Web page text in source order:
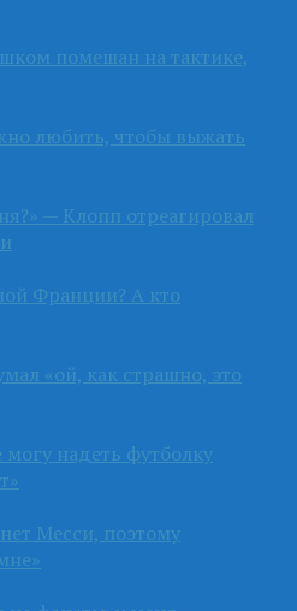
помешан на тактике,
любить, чтобы выжать
— Клопп отреагировал
Франции? А кто
«ой, как страшно, это
надеть футболку
Месси, поэтому